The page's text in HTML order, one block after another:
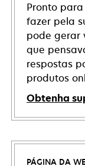
Pronto
fazer pela
pode gerar
que
respostas
produtos
Obtenha
abre
em
PÁGINA DA